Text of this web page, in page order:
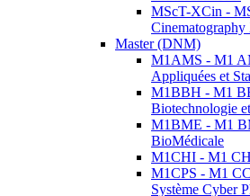
MScT-XCin -
Master (DNM)
M1AMS - M1
Appliquées et
M1BBH - M1
Biotechnologie
M1BME - M1
BioMédicale
M1CHI - M1
M1CPS - M1
Système Cyber